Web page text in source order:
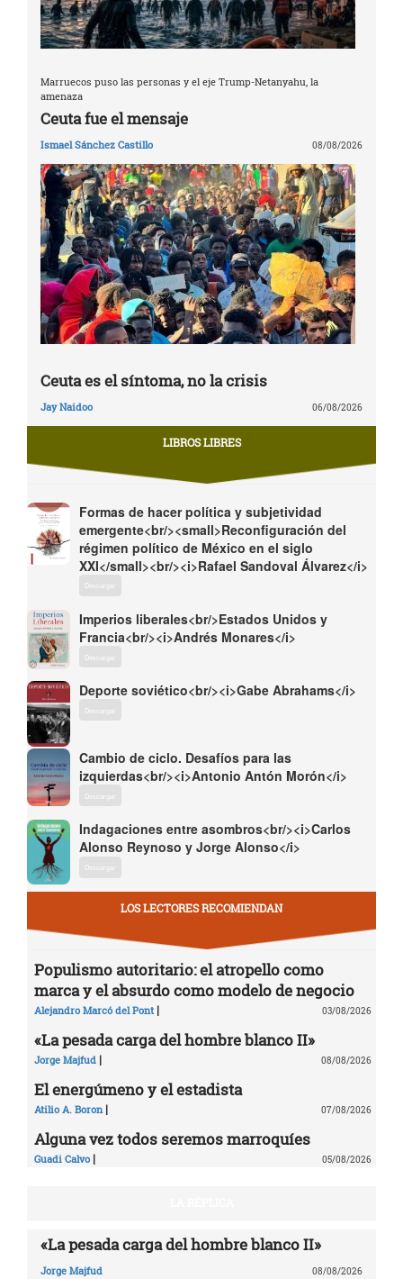
Marruecos puso las personas y el eje Trump-Netanyahu, la
amenaza
Ceuta fue el mensaje
Ismael Sánchez Castillo 08/08/2026
Ceuta es el síntoma, no la crisis
Jay Naidoo 06/08/2026
LIBROS LIBRES
Formas de hacer política y subjetividad
emergente<br/><small>Reconfiguración del
régimen político de México en el siglo
XXI</small><br/><i>Rafael Sandoval Álvarez</i>
Descargar
Imperios liberales<br/>Estados Unidos y
Francia<br/><i>Andrés Monares</i>
Descargar
Deporte soviético<br/><i>Gabe Abrahams</i>
Descargar
Cambio de ciclo. Desafíos para las
izquierdas<br/><i>Antonio Antón Morón</i>
Descargar
Indagaciones entre asombros<br/><i>Carlos
Alonso Reynoso y Jorge Alonso</i>
Descargar
LOS LECTORES RECOMIENDAN
Populismo autoritario: el atropello como
marca y el absurdo como modelo de negocio
Alejandro Marcó del Pont | 03/08/2026
«La pesada carga del hombre blanco II»
Jorge Majfud | 08/08/2026
El energúmeno y el estadista
Atilio A. Boron | 07/08/2026
Alguna vez todos seremos marroquíes
Guadi Calvo | 05/08/2026
«La pesada carga del hombre blanco II»
Jorge Majfud 08/08/2026